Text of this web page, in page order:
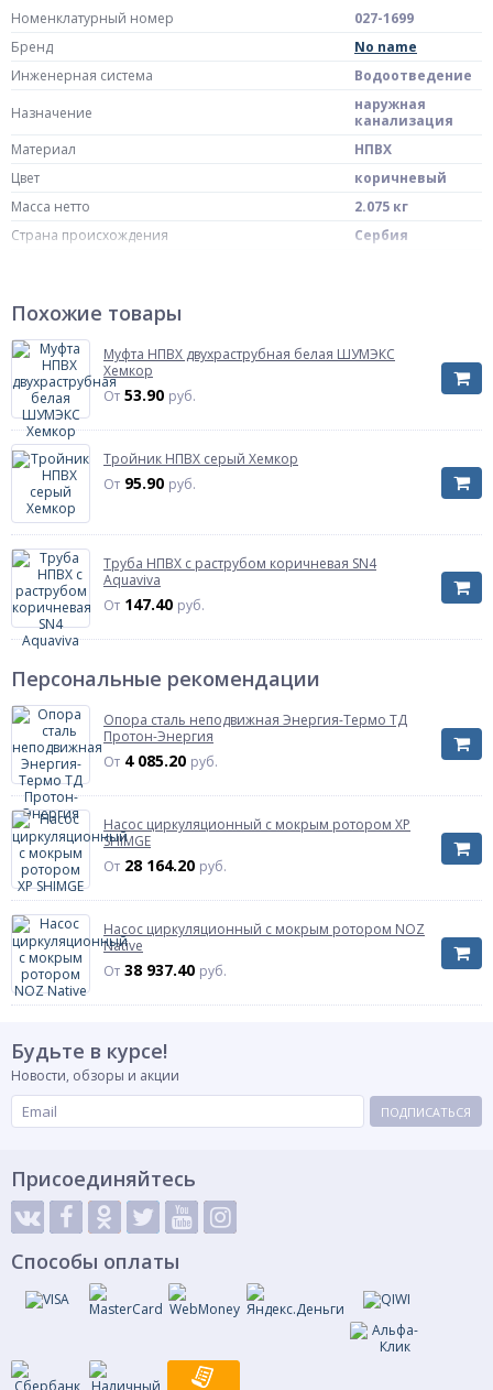
Номенклатурный номер
027-1699
Бренд
No name
Инженерная система
Водоотведение
Назначение
наружная
канализация
Материал
НПВХ
Цвет
коричневый
Масса нетто
2.075 кг
Страна происхождения
Сербия
Область применения
хозяйственно-
канализации
Комплект поставки
В комплекте с
Диаметр, мм
Диаметр, мм
Характеризует наружный диаметр труб и
Исполнение
в комплекте с
Давление
Рабочая среда
Длина раструба, мм
L= 77 мм
Похожие товары
Муфта НПВХ двухраструбная белая ШУМЭКС
Хемкор
От 53.90 руб.
Тройник НПВХ серый Хемкор
От 95.90 руб.
Труба НПВХ с раструбом коричневая SN4
Aquaviva
От 147.40 руб.
Персональные рекомендации
Опора сталь неподвижная Энергия-Термо ТД
Протон-Энергия
От 4 085.20 руб.
Насос циркуляционный с мокрым ротором XP
SHIMGE
От 28 164.20 руб.
Насос циркуляционный с мокрым ротором NOZ
Native
От 38 937.40 руб.
Будьте в курсе!
Новости, обзоры и акции
ПОДПИСАТЬСЯ
Присоединяйтесь
Способы оплаты